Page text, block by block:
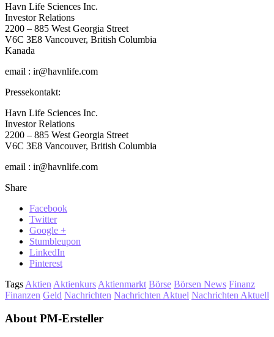
Havn Life Sciences Inc.
Investor Relations
2200 – 885 West Georgia Street
V6C 3E8 Vancouver, British Columbia
Kanada
email : ir@havnlife.com
Pressekontakt:
Havn Life Sciences Inc.
Investor Relations
2200 – 885 West Georgia Street
V6C 3E8 Vancouver, British Columbia
email : ir@havnlife.com
Share
Facebook
Twitter
Google +
Stumbleupon
LinkedIn
Pinterest
Tags Aktien Aktienkurs Aktienmarkt Börse Börsen News Finanz
Finanzen Geld Nachrichten Nachrichten Aktuel Nachrichten Aktuell
About PM-Ersteller